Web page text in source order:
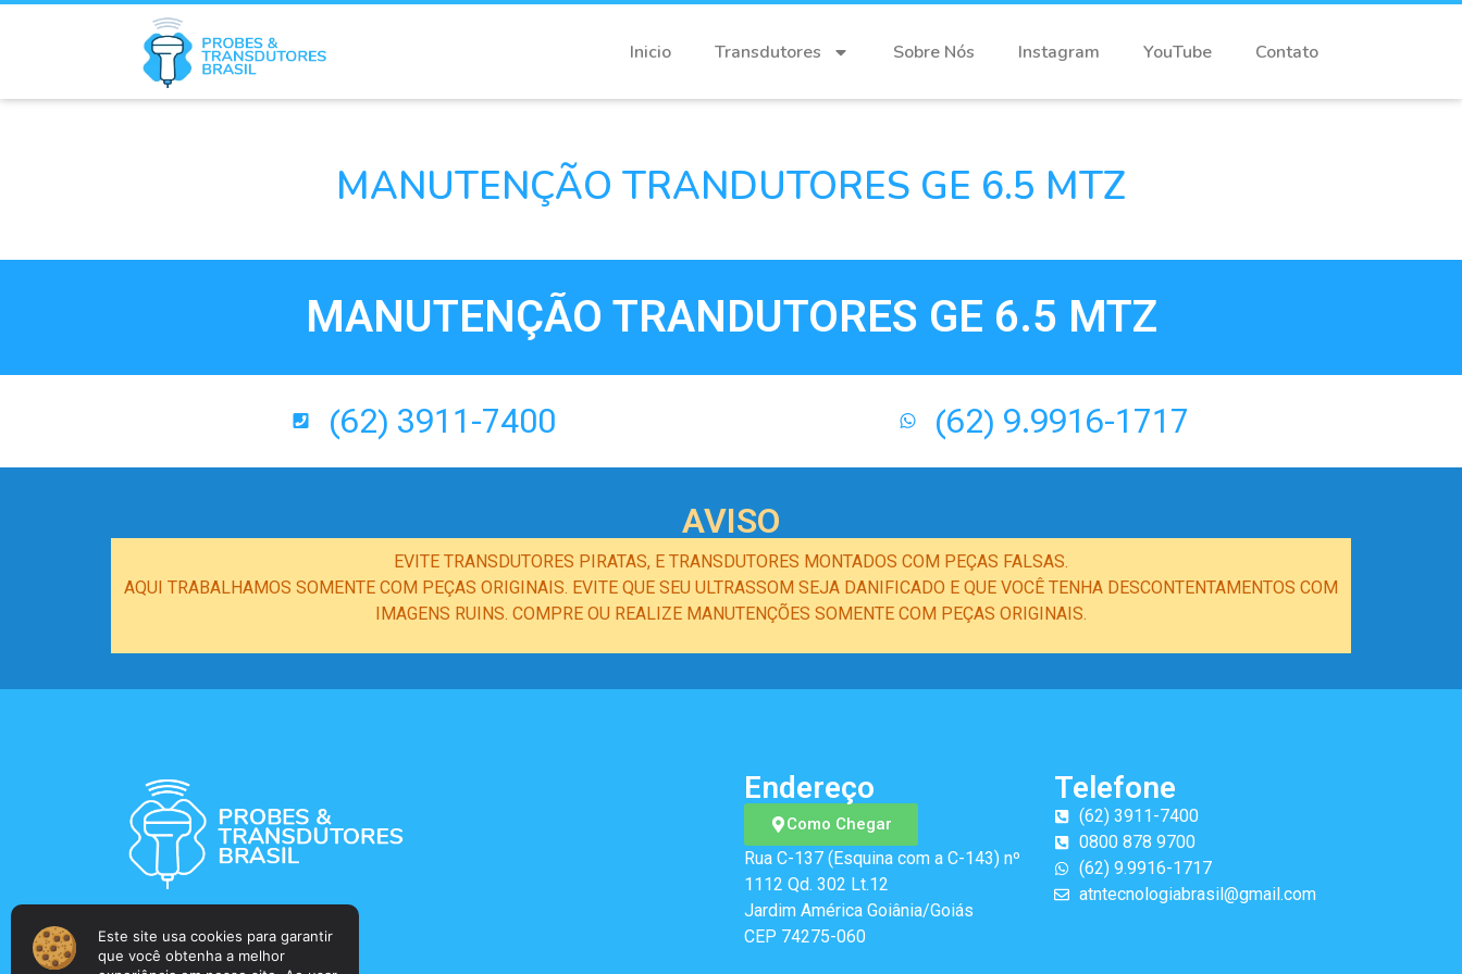
Inicio Transdutores Sobre Nós Instagram YouTube Contato
Este site usa cookies para garantir
que você obtenha a melhor
MANUTENÇÃO TRANDUTORES GE 6.5 MTZ
MANUTENÇÃO TRANDUTORES GE 6.5 MTZ
(62) 3911-7400 (62) 9.9916-1717
AVISO
EVITE TRANSDUTORES PIRATAS, E TRANSDUTORES MONTADOS COM PEÇAS FALSAS.
AQUI TRABALHAMOS SOMENTE COM PEÇAS ORIGINAIS. EVITE QUE SEU ULTRASSOM SEJA DANIFICADO E QUE VOCÊ TENHA DESCONTENTAMENTOS COM
IMAGENS RUINS. COMPRE OU REALIZE MANUTENÇÕES SOMENTE COM PEÇAS ORIGINAIS.
Como Chegar
Rua C-137 (Esquina com a C-143) nº
1112 Qd. 302 Lt.12
Jardim América Goiânia/Goiás
CEP 74275-060
Endereço
(62) 3911-7400
0800 878 9700
(62) 9.9916-1717
atntecnologiabrasil@gmail.com
Telefone